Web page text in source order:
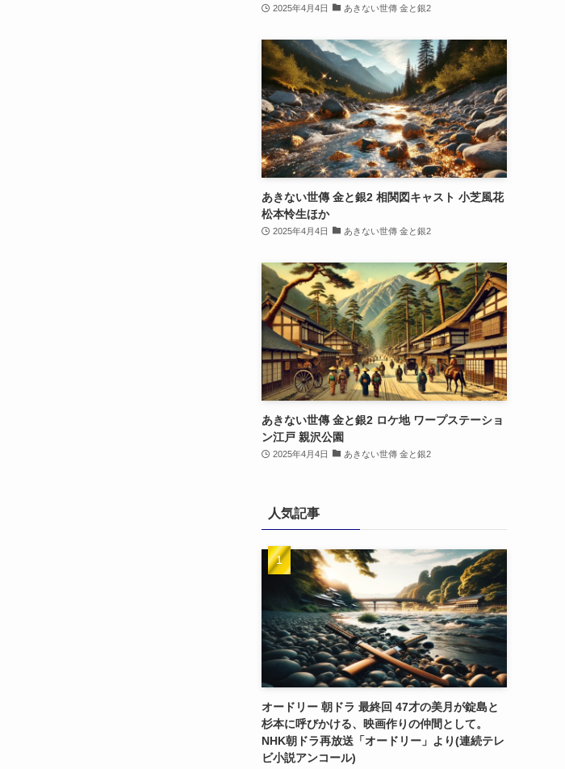
2025年4月4日 あきない世傳 金と銀2
あきない世傳 金と銀2 相関図キャスト 小芝風花
松本怜生ほか
2025年4月4日 あきない世傳 金と銀2
あきない世傳 金と銀2 ロケ地 ワープステーショ
ン江戸 親沢公園
2025年4月4日 あきない世傳 金と銀2
人気記事
オードリー 朝ドラ 最終回 47才の美月が錠島と
杉本に呼びかける、映画作りの仲間として。
NHK朝ドラ再放送「オードリー」より(連続テレ
ビ小説アンコール)